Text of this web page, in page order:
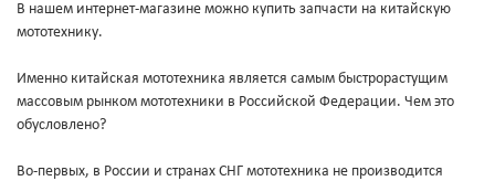
В нашем интернет-магазине можно купить запчасти на китайскую
мототехнику.
Именно китайская мототехника является самым быстрорастущим
массовым рынком мототехники в Российской Федерации. Чем это
обусловлено?
Во-первых, в России и странах СНГ мототехника не производится